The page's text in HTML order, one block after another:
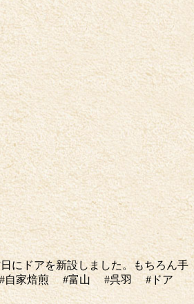
にドアを新設しました。もちろん手
。 #自家焙煎 #富山 #呉羽 #ドア